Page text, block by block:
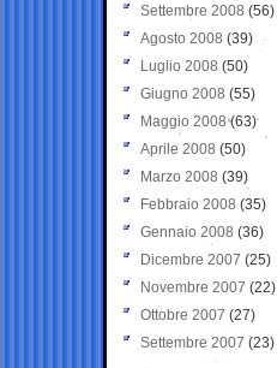
Settembre 2008 (56)
Agosto 2008 (39)
Luglio 2008 (50)
Giugno 2008 (55)
Maggio 2008(63)
Aprile 2008 (50)
Marzo 2008 (39)
Febbraio 2008 (35)
Gennaio 2008 (36)
Dicembre 2007 (25)
Novembre 2007 (22)
Ottobre 2007 (27)
Settembre 2007 (23)